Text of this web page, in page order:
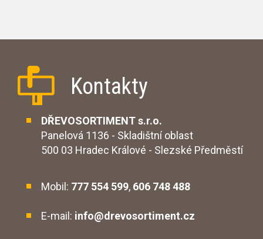
Kontakty
DŘEVOSORTIMENT s.r.o.
Panelová 1136 - Skladištní oblast
500 03 Hradec Králové - Slezské Předměstí
Mobil: 777 554 599, 606 748 488
E-mail: info@drevosortiment.cz